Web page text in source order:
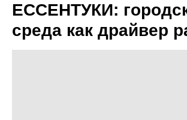
ЕССЕНТУКИ:
среда как драйвер